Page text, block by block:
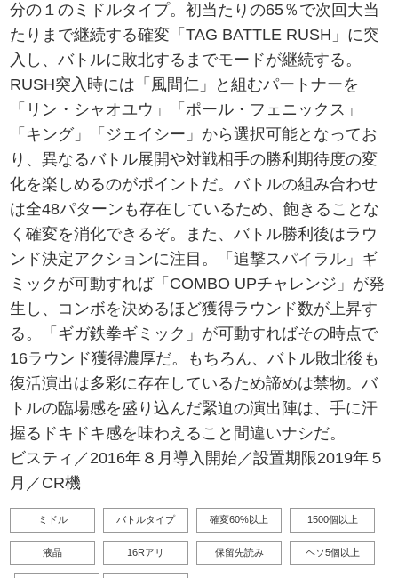
分の１のミドルタイプ。初当たりの65％で次回大当
たりまで継続する確変「TAG BATTLE RUSH」に突
入し、バトルに敗北するまでモードが継続する。
RUSH突入時には「風間仁」と組むパートナーを
「リン・シャオユウ」「ポール・フェニックス」
「キング」「ジェイシー」から選択可能となってお
り、異なるバトル展開や対戦相手の勝利期待度の変
化を楽しめるのがポイントだ。バトルの組み合わせ
は全48パターンも存在しているため、飽きることな
く確変を消化できるぞ。また、バトル勝利後はラウ
ンド決定アクションに注目。「追撃スパイラル」ギ
ミックが可動すれば「COMBO UPチャレンジ」が発
生し、コンボを決めるほど獲得ラウンド数が上昇す
る。「ギガ鉄拳ギミック」が可動すればその時点で
16ラウンド獲得濃厚だ。もちろん、バトル敗北後も
復活演出は多彩に存在しているため諦めは禁物。バ
トルの臨場感を盛り込んだ緊迫の演出陣は、手に汗
握るドキドキ感を味わえること間違いナシだ。
ビスティ／2016年８月導入開始／設置期限2019年５
月／CR機
ミドル バトルタイプ 確変60%以上 1500個以上
液晶 16Rアリ 保留先読み ヘソ5個以上